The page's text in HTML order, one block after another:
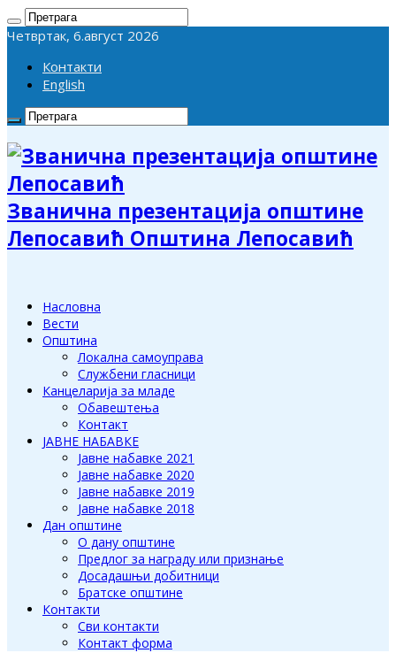
Четвртак, 6.август 2026
Контакти
English
Званична презентација општине
Лепосавић Општина Лепосавић
Насловна
Вести
Општина
Локална самоуправа
Службени гласници
Канцеларија за младе
Обавештења
Контакт
ЈАВНЕ НАБАВКЕ
Јавне набавке 2021
Јавне набавке 2020
Јавне набавке 2019
Јавне набавке 2018
Дан општине
О дану општине
Предлог за награду или признање
Досадашњи добитници
Братске општине
Контакти
Сви контакти
Контакт форма